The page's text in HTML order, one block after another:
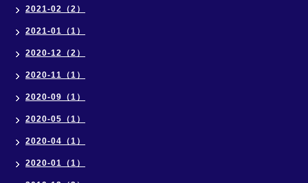
2021-02（2）
2021-01（1）
2020-12（2）
2020-11（1）
2020-09（1）
2020-05（1）
2020-04（1）
2020-01（1）